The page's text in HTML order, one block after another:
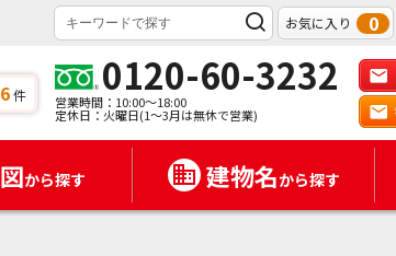
お気に入り 0
件 0120-60-3232
営業時間：10:00～18:00
定休日：火曜日(1～3月は無休で営業)
から探す 建物名から探す